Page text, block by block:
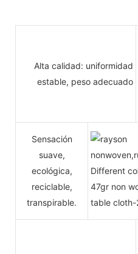
Alta calidad: uniformidad
estable, peso adecuado
Sensación
suave,
ecológica,
reciclable,
transpirable.